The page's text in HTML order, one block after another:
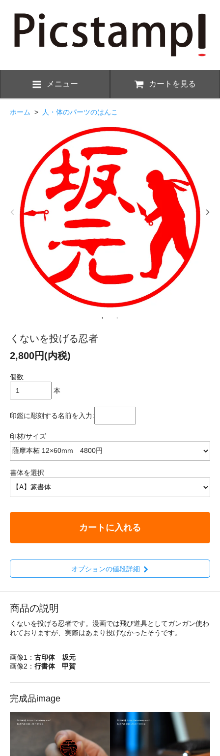
メニュー カートを見る
ホーム > 人・体のパーツのはんこ
くないを投げる忍者
2,800円(内税)
個数
本
印鑑に彫刻する名前を入力:
印材/サイズ
書体を選択
カートに入れる
オプションの値段詳細
商品の説明
くないを投げる忍者です。漫画では飛び道具としてガンガン使わ
れておりますが、実際はあまり投げなかったそうです。
画像1： 古印体 坂元
画像2： 行書体 甲賀
完成品image